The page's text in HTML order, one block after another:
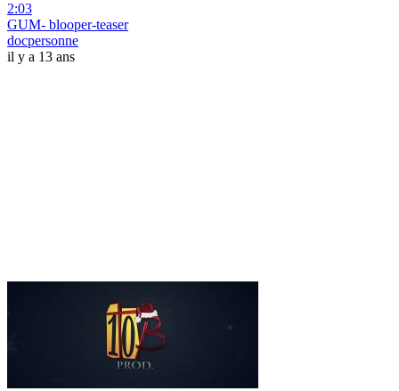
2:03
GUM- blooper-teaser
docpersonne
il y a 13 ans